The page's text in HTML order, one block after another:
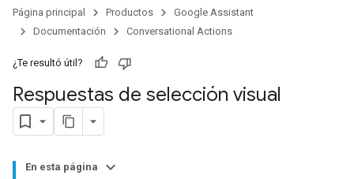
Página principal Productos
Google Assistant
Documentación
Conversational Actions
¿Te resultó útil?
Respuestas de selección visual
En esta página